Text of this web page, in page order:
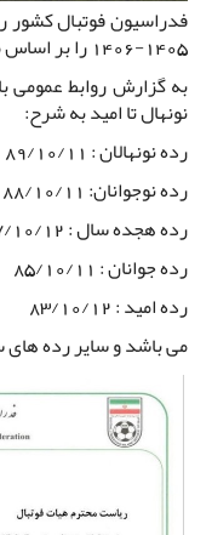
فدراسیون فوتبال کشور
1405-1406 را بر اساس مسابقات ای اف سی در این سال اعلام کرد.
به گزارش روابط عمومی
نونهال تا امید به شرح:
رده نونهالان : 89/10/11
رده نوجوانان: 88/10/11
رده هجده سال : 87/10/12
رده جوانان : 85/10/11
رده امید : 83/10/12
می باشد و سایر رده